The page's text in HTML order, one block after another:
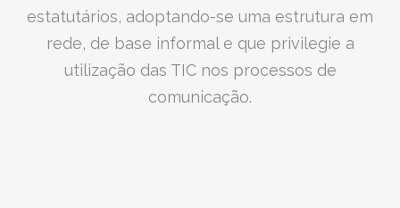
estatutários, adoptando-se uma estrutura em
rede, de base informal e que privilegie a
utilização das TIC nos processos de
comunicação.